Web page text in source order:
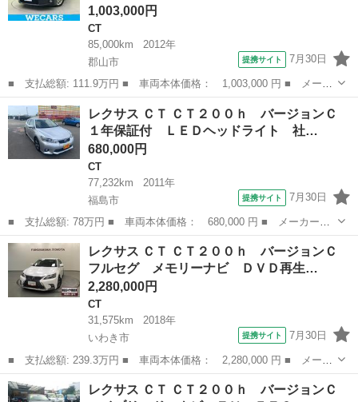
1,003,000円
CT
85,000km
2012年
郡山市
提携サイト 7月30日
■ 支払総額: 111.9万円 ■ 車両本体価格： 1,003,000 円 ■ メーカ
ー名： レクサス ■ 車種名： ＣＴ ■ グレード名： ＣＴ２００
ｈバージョンＣ 純正 ＨＤＤナビ／シートヒーター／ドライブレコ
ーダー ...
福島 郡山市 CT
レクサス ＣＴ ＣＴ２００ｈ バージョンＣ
１年保証付 ＬＥＤヘッドライト 社…
680,000円
CT
77,232km
2011年
福島市
提携サイト 7月30日
■ 支払総額: 78万円 ■ 車両本体価格： 680,000 円 ■ メーカー
名： レクサス ■ 車種名： ＣＴ ■ グレード名： ＣＴ２００
ｈ バージョンＣ １年保証付 ＬＥＤヘッドライト 社外アルミ
クルーズコントロー...
福島 福島市 CT
レクサス ＣＴ ＣＴ２００ｈ バージョンＣ
フルセグ メモリーナビ ＤＶＤ再生…
2,280,000円
CT
31,575km
2018年
いわき市
提携サイト 7月30日
■ 支払総額: 239.3万円 ■ 車両本体価格： 2,280,000 円 ■ メーカ
ー名： レクサス ■ 車種名： ＣＴ ■ グレード名： ＣＴ２００
ｈ バージョンＣ フルセグ メモリーナビ ＤＶＤ再生 ミュージ
福島 いわき市
レクサス ＣＴ ＣＴ２００ｈ バージョンＣ